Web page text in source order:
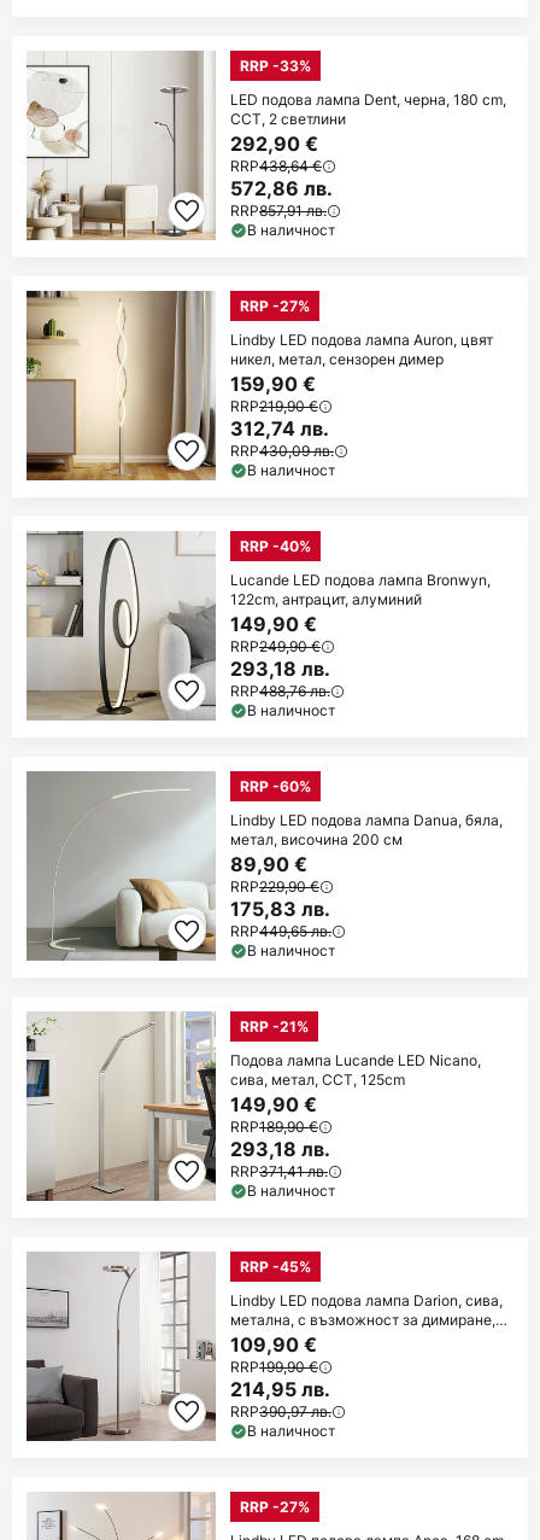
RRP -33%
LED подова лампа Dent, черна, 180 cm,
CCT, 2 светлини
292,90 €
RRP438,64 €
572,86 лв.
RRP857,91 лв.
В наличност
RRP -27%
Lindby LED подова лампа Auron, цвят
никел, метал, сензорен димер
159,90 €
RRP219,90 €
312,74 лв.
RRP430,09 лв.
В наличност
RRP -40%
Lucande LED подова лампа Bronwyn,
122cm, антрацит, алуминий
149,90 €
RRP249,90 €
293,18 лв.
RRP488,76 лв.
В наличност
RRP -60%
Lindby LED подова лампа Danua, бяла,
метал, височина 200 см
89,90 €
RRP229,90 €
175,83 лв.
RRP449,65 лв.
В наличност
RRP -21%
Подова лампа Lucande LED Nicano,
сива, метал, CCT, 125cm
149,90 €
RRP189,90 €
293,18 лв.
RRP371,41 лв.
В наличност
RRP -45%
Lindby LED подова лампа Darion, сива,
метална, с възможност за димиране,
180cm
109,90 €
RRP199,90 €
214,95 лв.
RRP390,97 лв.
В наличност
RRP -27%